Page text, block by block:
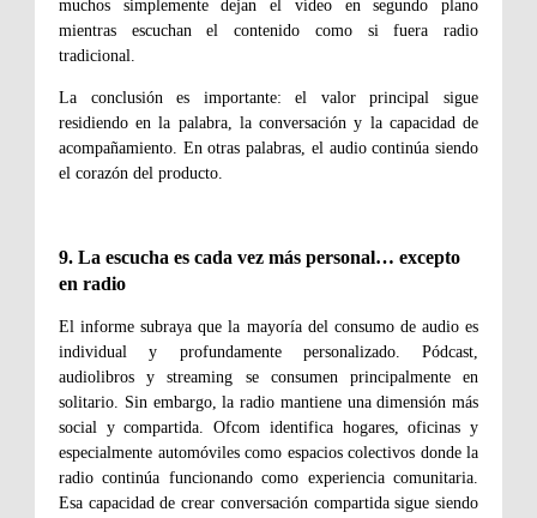
muchos simplemente dejan el vídeo en segundo plano
mientras escuchan el contenido como si fuera radio
tradicional.
La conclusión es importante: el valor principal sigue
residiendo en la palabra, la conversación y la capacidad de
acompañamiento. En otras palabras, el audio continúa siendo
el corazón del producto.
9. La escucha es cada vez más personal… excepto
en radio
El informe subraya que la mayoría del consumo de audio es
individual y profundamente personalizado. Pódcast,
audiolibros y streaming se consumen principalmente en
solitario. Sin embargo, la radio mantiene una dimensión más
social y compartida. Ofcom identifica hogares, oficinas y
especialmente automóviles como espacios colectivos donde la
radio continúa funcionando como experiencia comunitaria.
Esa capacidad de crear conversación compartida sigue siendo